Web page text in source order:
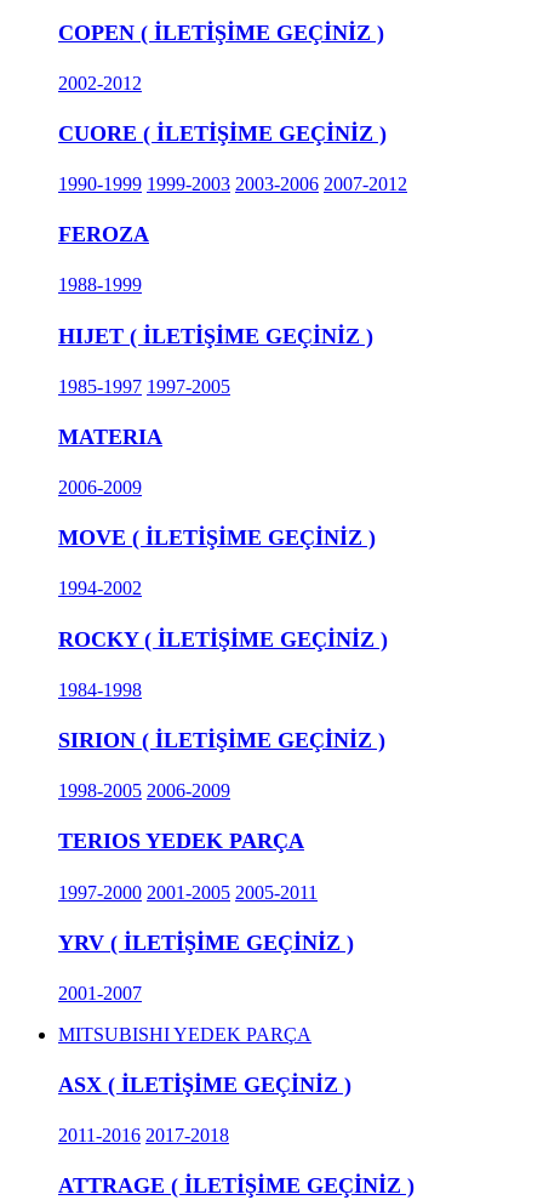
COPEN ( İLETİŞİME GEÇİNİZ )
2002-2012
CUORE ( İLETİŞİME GEÇİNİZ )
1990-1999 1999-2003 2003-2006 2007-2012
FEROZA
1988-1999
HIJET ( İLETİŞİME GEÇİNİZ )
1985-1997 1997-2005
MATERIA
2006-2009
MOVE ( İLETİŞİME GEÇİNİZ )
1994-2002
ROCKY ( İLETİŞİME GEÇİNİZ )
1984-1998
SIRION ( İLETİŞİME GEÇİNİZ )
1998-2005 2006-2009
TERIOS YEDEK PARÇA
1997-2000 2001-2005 2005-2011
YRV ( İLETİŞİME GEÇİNİZ )
2001-2007
MITSUBISHI YEDEK PARÇA
ASX ( İLETİŞİME GEÇİNİZ )
2011-2016 2017-2018
ATTRAGE ( İLETİŞİME GEÇİNİZ )